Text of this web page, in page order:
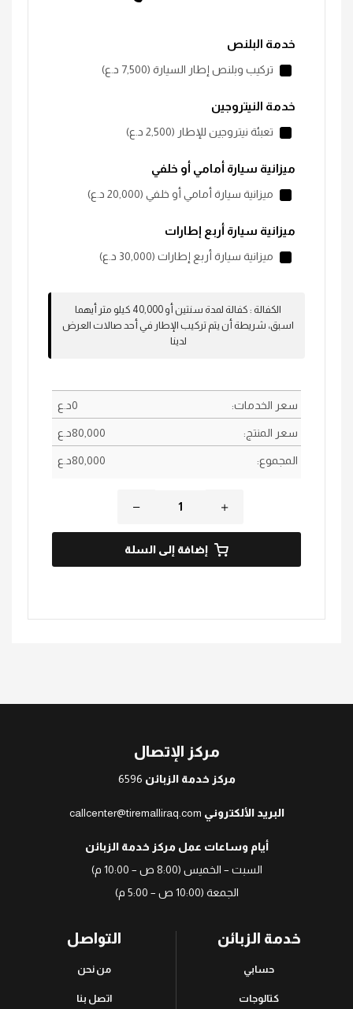
خدمة البلنص
تركيب وبلنص إطار السيارة (7,500 ؜د.؜ع)
خدمة النيتروجين
تعبئة نيتروجين للإطار (2,500 ؜د.؜ع)
ميزانية سيارة أمامي أو خلفي
ميزانية سيارة أمامي أو خلفي (20,000 ؜د.؜ع)
ميزانية سيارة أربع إطارات
ميزانية سيارة أربع إطارات (30,000 ؜د.؜ع)
الكفالة :
كفالة لمدة سنتين أو 40,000 كيلو متر أيهما
اسبق، شريطة أن يتم تركيب الإطار في أحد صالات العرض
لدينا
سعر الخدمات: 0؜د.؜ع
سعر المنتج: 80,000؜د.؜ع
المجموع: 80,000؜د.؜ع
إضافة إلى السلة
مركز الإتصال
مركز خدمة الزبائن 6596
البريد الألكتروني callcenter@tiremalliraq.com
أيام وساعات عمل مركز خدمة الزبائن
السبت – الخميس (8:00 ص – 10:00 م)
الجمعة (10:00 ص – 5:00 م)
خدمة الزبائن
حسابي
كتالوجات
التواصل
من نحن
اتصل بنا